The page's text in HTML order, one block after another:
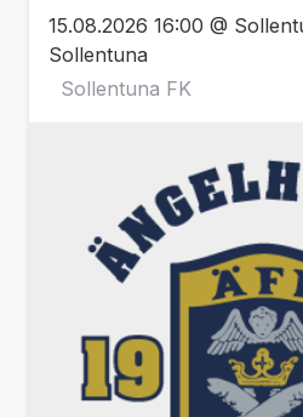
15.08.2026 16:00 @
Sollentuna
Sollentuna FK